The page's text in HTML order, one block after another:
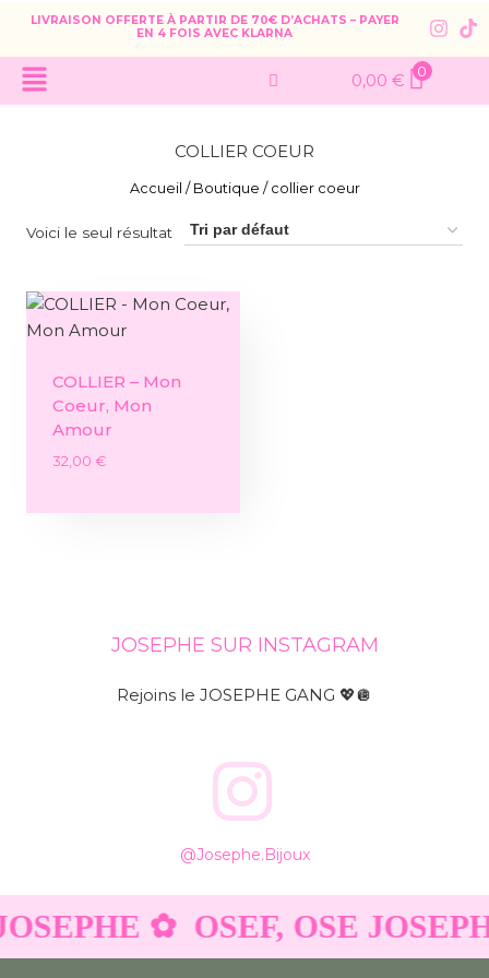
LIVRAISON OFFERTE À PARTIR DE 70€ D’ACHATS – PAYER
EN 4 FOIS AVEC KLARNA
0,00 € 0
COLLIER COEUR
Accueil / Boutique / collier coeur
Voici le seul résultat
COLLIER – Mon
Coeur, Mon
Amour
32,00 €
JOSEPHE SUR INSTAGRAM
Rejoins le JOSEPHE GANG 💖🪩
@josephe.bijoux
✿ OSEF, OSE